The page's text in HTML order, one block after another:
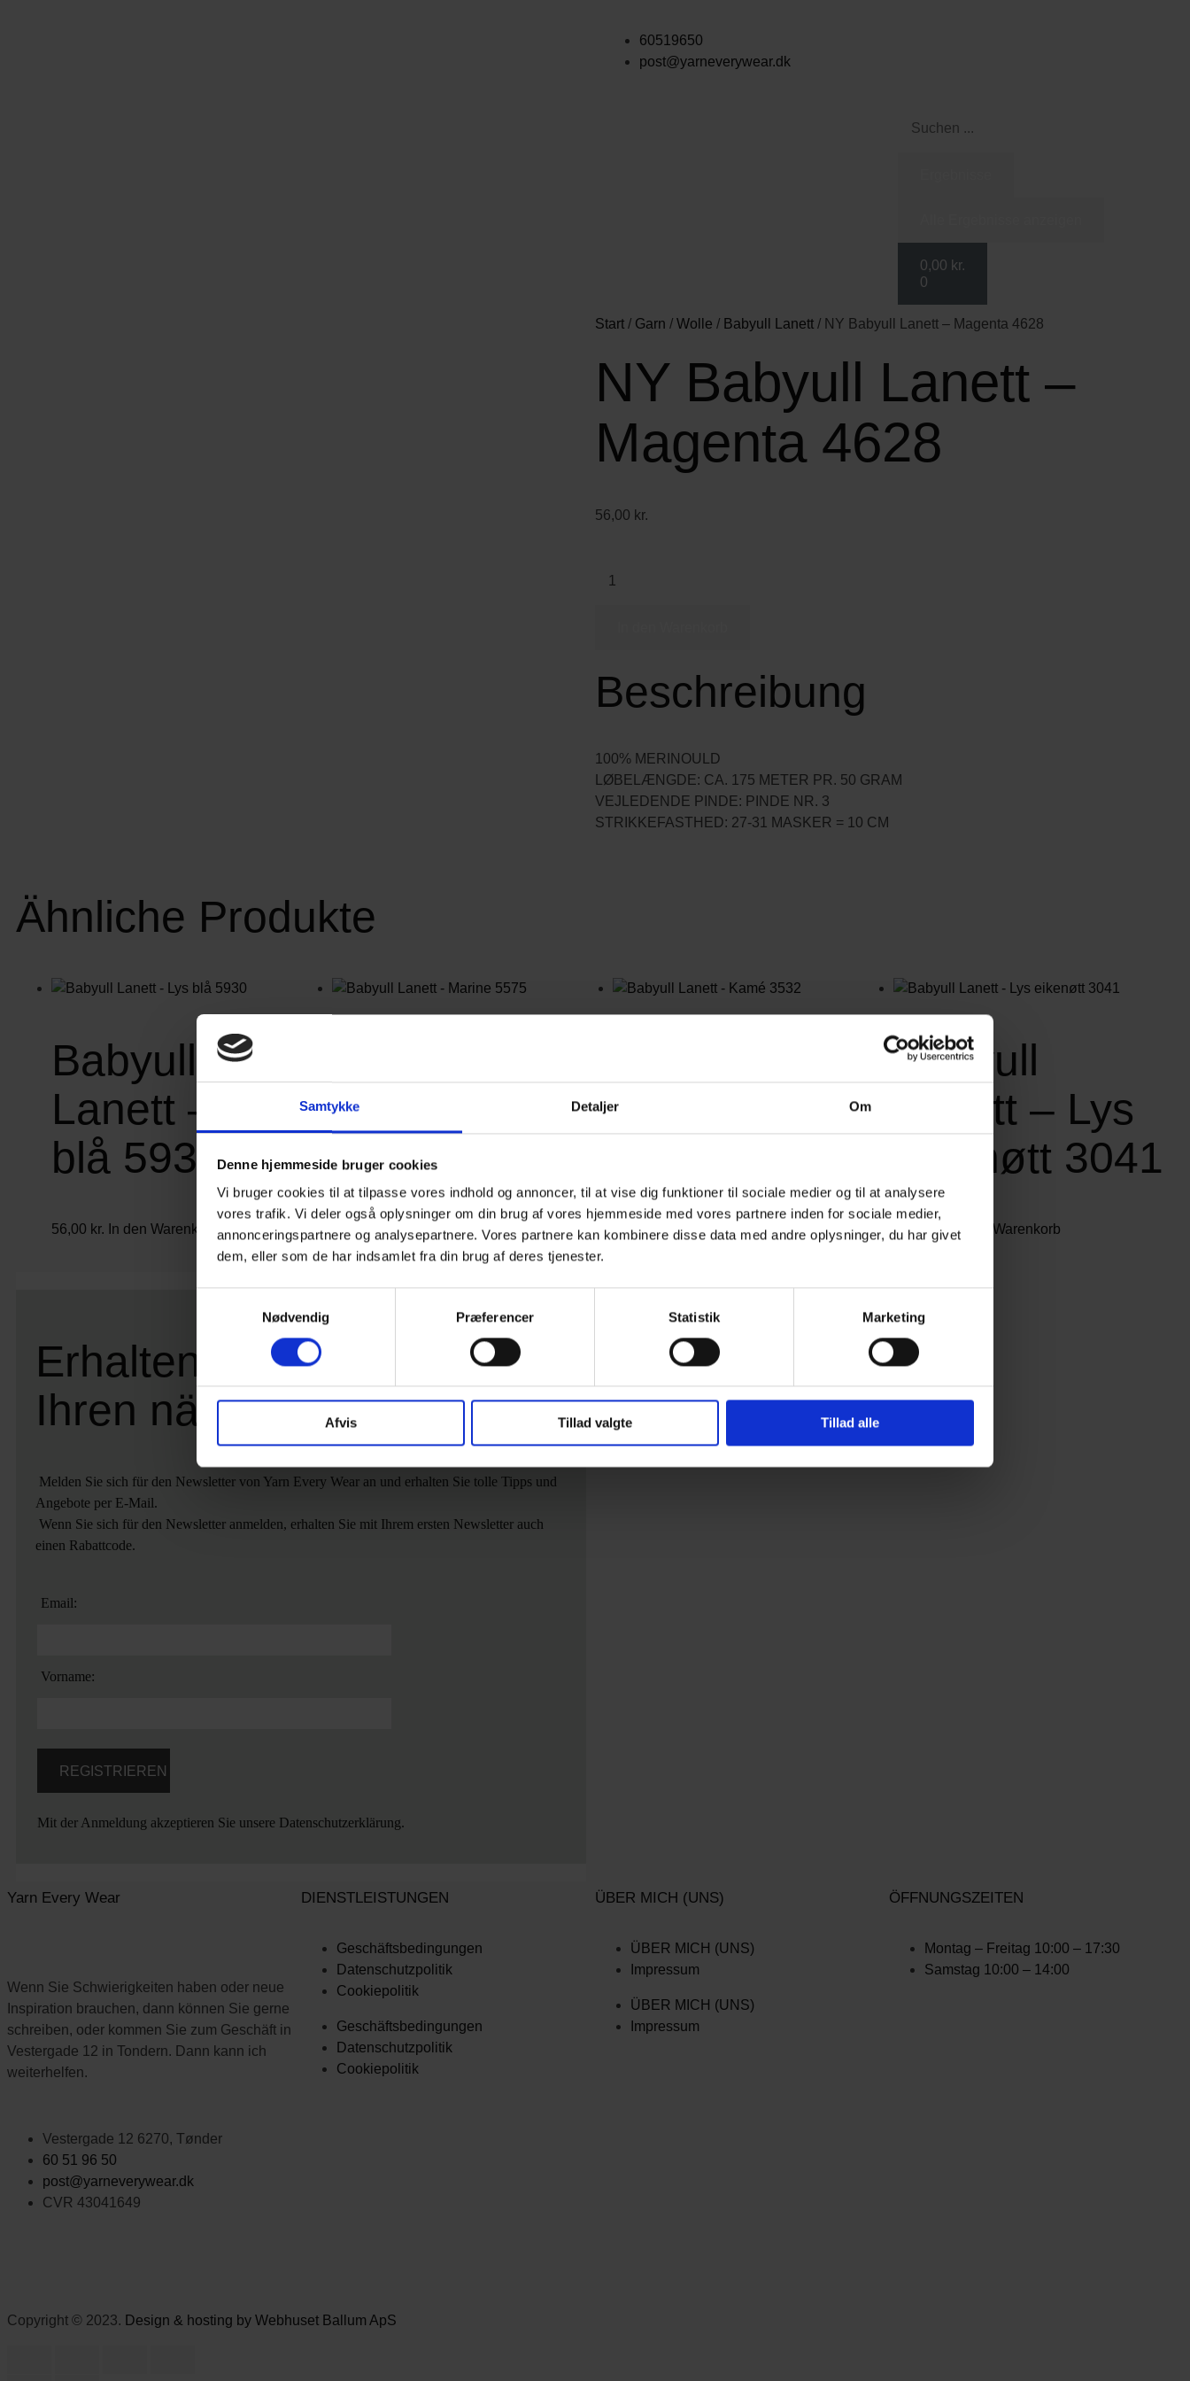
Samtykke Detaljer Om
Denne hjemmeside bruger cookies
Vi bruger cookies til at tilpasse vores indhold og annoncer, til at vise dig funktioner til sociale medier og til at analysere
vores trafik. Vi deler også oplysninger om din brug af vores hjemmeside med vores partnere inden for sociale medier,
annonceringspartnere og analysepartnere. Vores partnere kan kombinere disse data med andre oplysninger, du har givet
dem, eller som de har indsamlet fra din brug af deres tjenester.
Nødvendig
Præferencer Statistik Marketing
Afvis Tillad valgte Tillad alle
60519650
post@yarneverywear.dk
0,00 kr.
0
Start / Garn / Wolle / Babyull Lanett / NY Babyull Lanett – Magenta 4628
NY Babyull Lanett –
Magenta 4628
56,00 kr.
Beschreibung
100% MERINOULD
LØBELÆNGDE: CA. 175 METER PR. 50 GRAM
VEJLEDENDE PINDE: PINDE NR. 3
STRIKKEFASTHED: 27-31 MASKER = 10 CM
Ähnliche Produkte
Babyull
Lanett – Lys
blå 5930
56,00 kr. In den Warenkorb
Lanett –
Marine 5575
56,00 kr. In den Warenkorb
Lanett –
56,00kr. In den Warenkorb
Babyull
Lanett – Lys
eikenøtt 3041
56,00 kr. In den Warenkorb
Erhalten Sie 15 % auf
Ihren nächsten Einkauf
Melden Sie sich für den Newsletter von Yarn Every Wear an und erhalten Sie tolle Tipps und
Angebote per E-Mail.
Wenn Sie sich für den Newsletter anmelden, erhalten Sie mit Ihrem ersten Newsletter auch
einen Rabattcode.
Email:
Vorname:
Mit der Anmeldung akzeptieren Sie unsere Datenschutzerklärung.
Yarn Every Wear
Wenn Sie Schwierigkeiten haben oder neue
Inspiration brauchen, dann können Sie gerne
schreiben, oder kommen Sie zum Geschäft in
Vestergade 12 in Tondern. Dann kann ich
weiterhelfen.
Vestergade 12 6270, Tønder
60 51 96 50
post@yarneverywear.dk
CVR 43041649
DIENSTLEISTUNGEN
Geschäftsbedingungen
Datenschutzpolitik
Cookiepolitik
Geschäftsbedingungen
Datenschutzpolitik
Cookiepolitik
ÜBER MICH (UNS)
ÜBER MICH (UNS)
Impressum
ÜBER MICH (UNS)
Impressum
ÖFFNUNGSZEITEN
Montag – Freitag 10:00 – 17:30
Samstag 10:00 – 14:00
Copyright © 2023. Design & hosting by Webhuset Ballum ApS